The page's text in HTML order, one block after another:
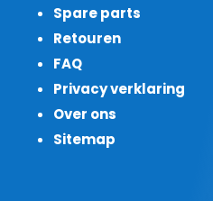
Spare parts
Retouren
FAQ
Privacy verklaring
Over ons
Sitemap